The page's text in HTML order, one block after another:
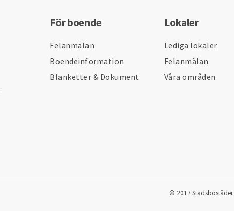
För boende
Felanmälan
Boendeinformation
Blanketter & Dokument
Lokaler
Lediga lokaler
Felanmälan
Våra områden
© 2017 Stadsbostäder.